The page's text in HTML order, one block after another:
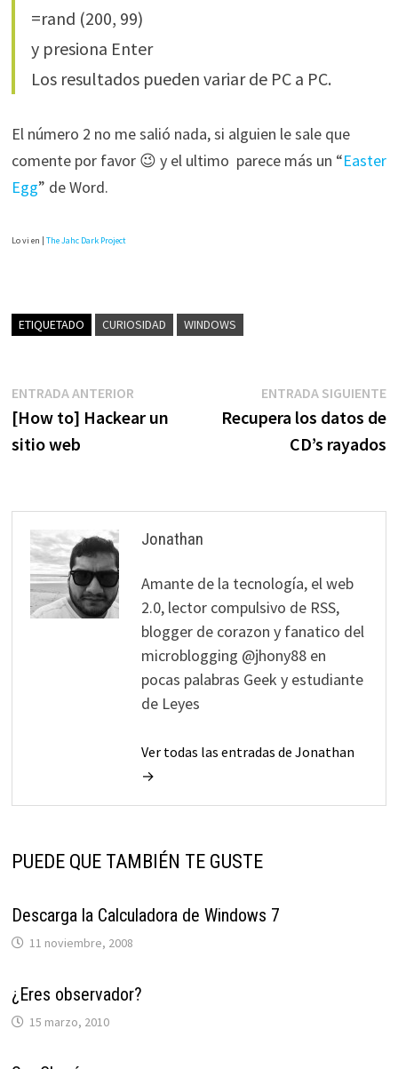
=rand (200, 99)
y presiona Enter
Los resultados pueden variar de PC a PC.
El número 2 no me salió nada, si alguien le sale que
comente por favor 😉 y el ultimo parece más un “Easter
Egg” de Word.
Lo vi en | The Jahc Dark Project
ETIQUETADO CURIOSIDAD WINDOWS
Navegación
de
ENTRADA ANTERIOREntrada
anterior:
[How to] Hackear un
sitio web
ENTRADA SIGUIENTE
Recupera los datos de
CD’s rayados
Jonathan
Amante de la tecnología, el web
2.0, lector compulsivo de RSS,
blogger de corazon y fanatico del
microblogging @jhony88 en
pocas palabras Geek y estudiante
de Leyes
Ver todas las entradas de Jonathan
→
PUEDE QUE TAMBIÉN TE GUSTE
Descarga la Calculadora de Windows 7
11 noviembre, 2008
¿Eres observador?
15 marzo, 2010